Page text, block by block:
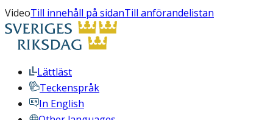
VideoTill innehåll på sidanTill anförandelistan
Lättläst
Teckenspråk
In English